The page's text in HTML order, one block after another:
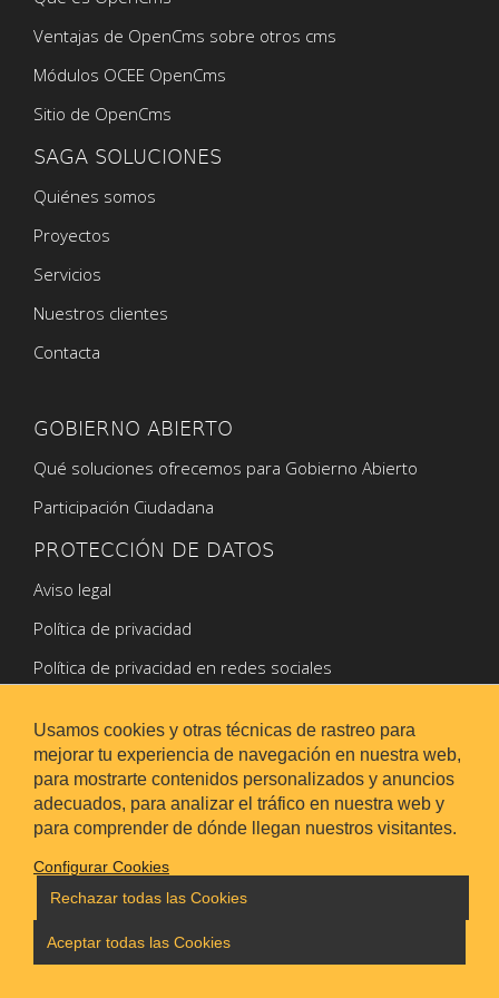
Usamos cookies y otras técnicas de rastreo para
mejorar tu experiencia de navegación en nuestra web,
para mostrarte contenidos personalizados y anuncios
adecuados, para analizar el tráfico en nuestra web y
para comprender de dónde llegan nuestros visitantes.
Configurar Cookies
Rechazar todas las Cookies
Aceptar todas las Cookies
Ventajas de OpenCms sobre otros cms
Módulos OCEE OpenCms
Sitio de OpenCms
SAGA SOLUCIONES
Quiénes somos
Proyectos
Servicios
Nuestros clientes
Contacta
GOBIERNO ABIERTO
Qué soluciones ofrecemos para Gobierno Abierto
Participación Ciudadana
PROTECCIÓN DE DATOS
Aviso legal
Política de privacidad
Política de privacidad en redes sociales